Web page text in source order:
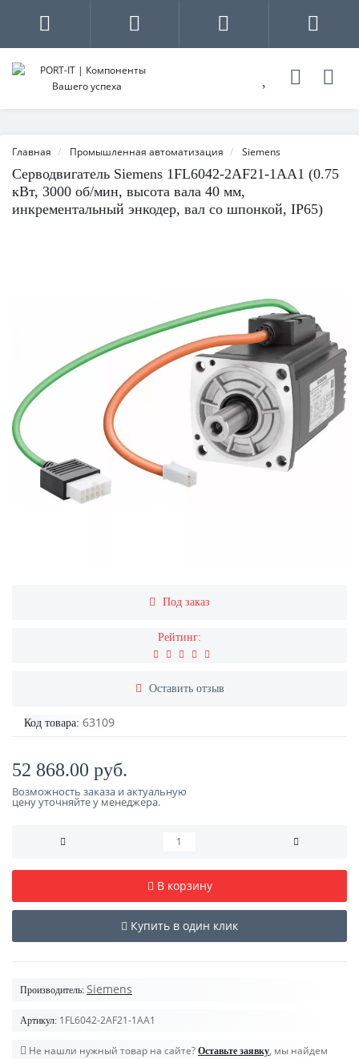
Главная Промышленная автоматизация Siemens
Серводвигатель Siemens 1FL6042-2AF21-1AA1 (0.75
кВт, 3000 об/мин, высота вала 40 мм,
инкрементальный энкодер, вал со шпонкой, IP65)
Под заказ
Рейтинг:
Оставить отзыв
Код товара: 63109
52 868.00 руб.
Возможность заказа и актуальную
цену уточняйте у менеджера.
В корзину
Купить в один клик
Производитель: Siemens
Артикул: 1FL6042-2AF21-1AA1
Не нашли нужный товар на сайте? Оставьте заявку, мы найдем